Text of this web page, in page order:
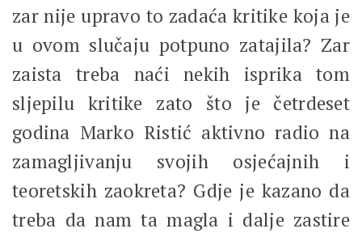
zar nije upravo to zadaća kritike koja je
u ovom slučaju potpuno zatajila? Zar
zaista treba naći nekih isprika tom
sljepilu kritike zato što je četrdeset
godina Marko Ristić aktivno radio na
zamagljivanju svojih osjećajnih i
teoretskih zaokreta? Gdje je kazano da
treba da nam ta magla i dalje zastire